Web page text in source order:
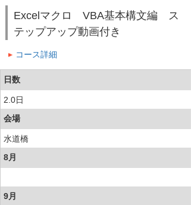
Excelマクロ VBA基本構文編 ス
テップアップ動画付き
コース詳細
日数
2.0日
会場
水道橋
8月
9月